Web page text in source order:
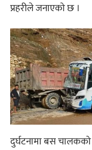
प्रहरीले जनाएको छ ।
दुर्घटनामा बस